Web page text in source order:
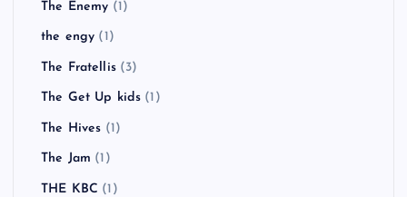
The Enemy (1)
the engy (1)
The Fratellis(3)
The Get Up kids (1)
The Hives (1)
The Jam (1)
THE KBC (1)